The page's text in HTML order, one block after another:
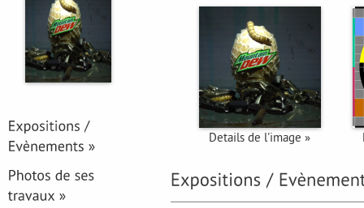
Details de l'image »